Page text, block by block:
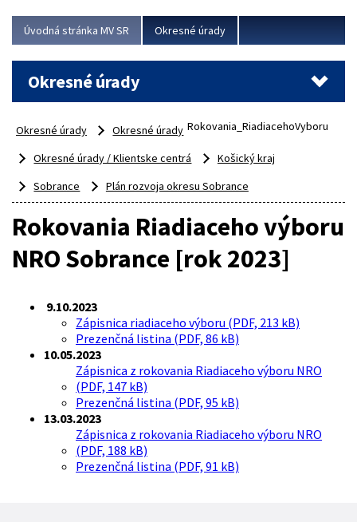
Viac
Úvodná stránka MV SR Okresné úrady
Okresné úrady
Okresné úrady
Okresné úrady
Okresné úrady / Klientske centrá
Košický kraj
Sobrance
Plán rozvoja okresu Sobrance
Rokovania_RiadiacehoVyboru
Rokovania Riadiaceho výboru
NRO Sobrance [rok 2023]
9.10.2023
Zápisnica riadiaceho výboru (PDF, 213 kB)
Prezenčná listina (PDF, 86 kB)
10.05.2023
Zápisnica z rokovania Riadiaceho výboru NRO
(PDF, 147 kB)
Prezenčná listina (PDF, 95 kB)
13.03.2023
Zápisnica z rokovania Riadiaceho výboru NRO
(PDF, 188 kB)
Prezenčná listina (PDF, 91 kB)